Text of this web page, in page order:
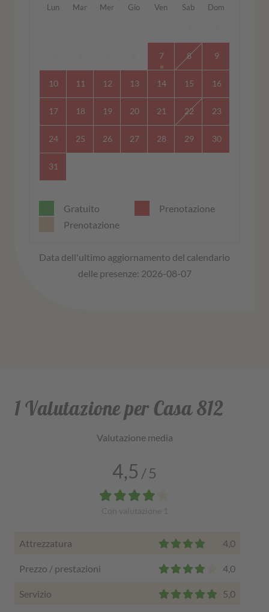
Lun Mar Mer Gio Ven Sab Dom
7 8 9
10 11 12 13 14 15 16
17 18 19 20 21 22 23
24 25 26 27 28 29 30
31
Gratuito
Prenotazione
Prenotazione
Data dell'ultimo aggiornamento del calendario
delle presenze: 2026-08-07
1 Valutazione per Casa 812
Valutazione media
4,5 /5
Con valutazione 1
Attrezzatura 4,0
Prezzo / prestazioni 4,0
Servizio 5,0